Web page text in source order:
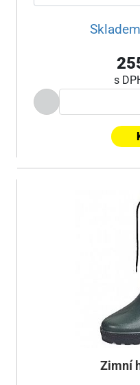
s
Zimní